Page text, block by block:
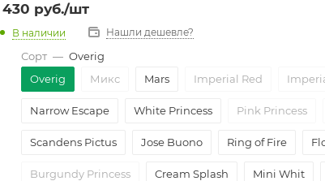
430 руб./шт
В наличии Нашли дешевле?
Сорт — Overig
Overig
Микс Mars Imperial Red
Narrow Escape White Princess Pink Princess
Scandens Pictus Jose Buono Ring of Fire
Burgundy Princess Cream Splash Mini Whit